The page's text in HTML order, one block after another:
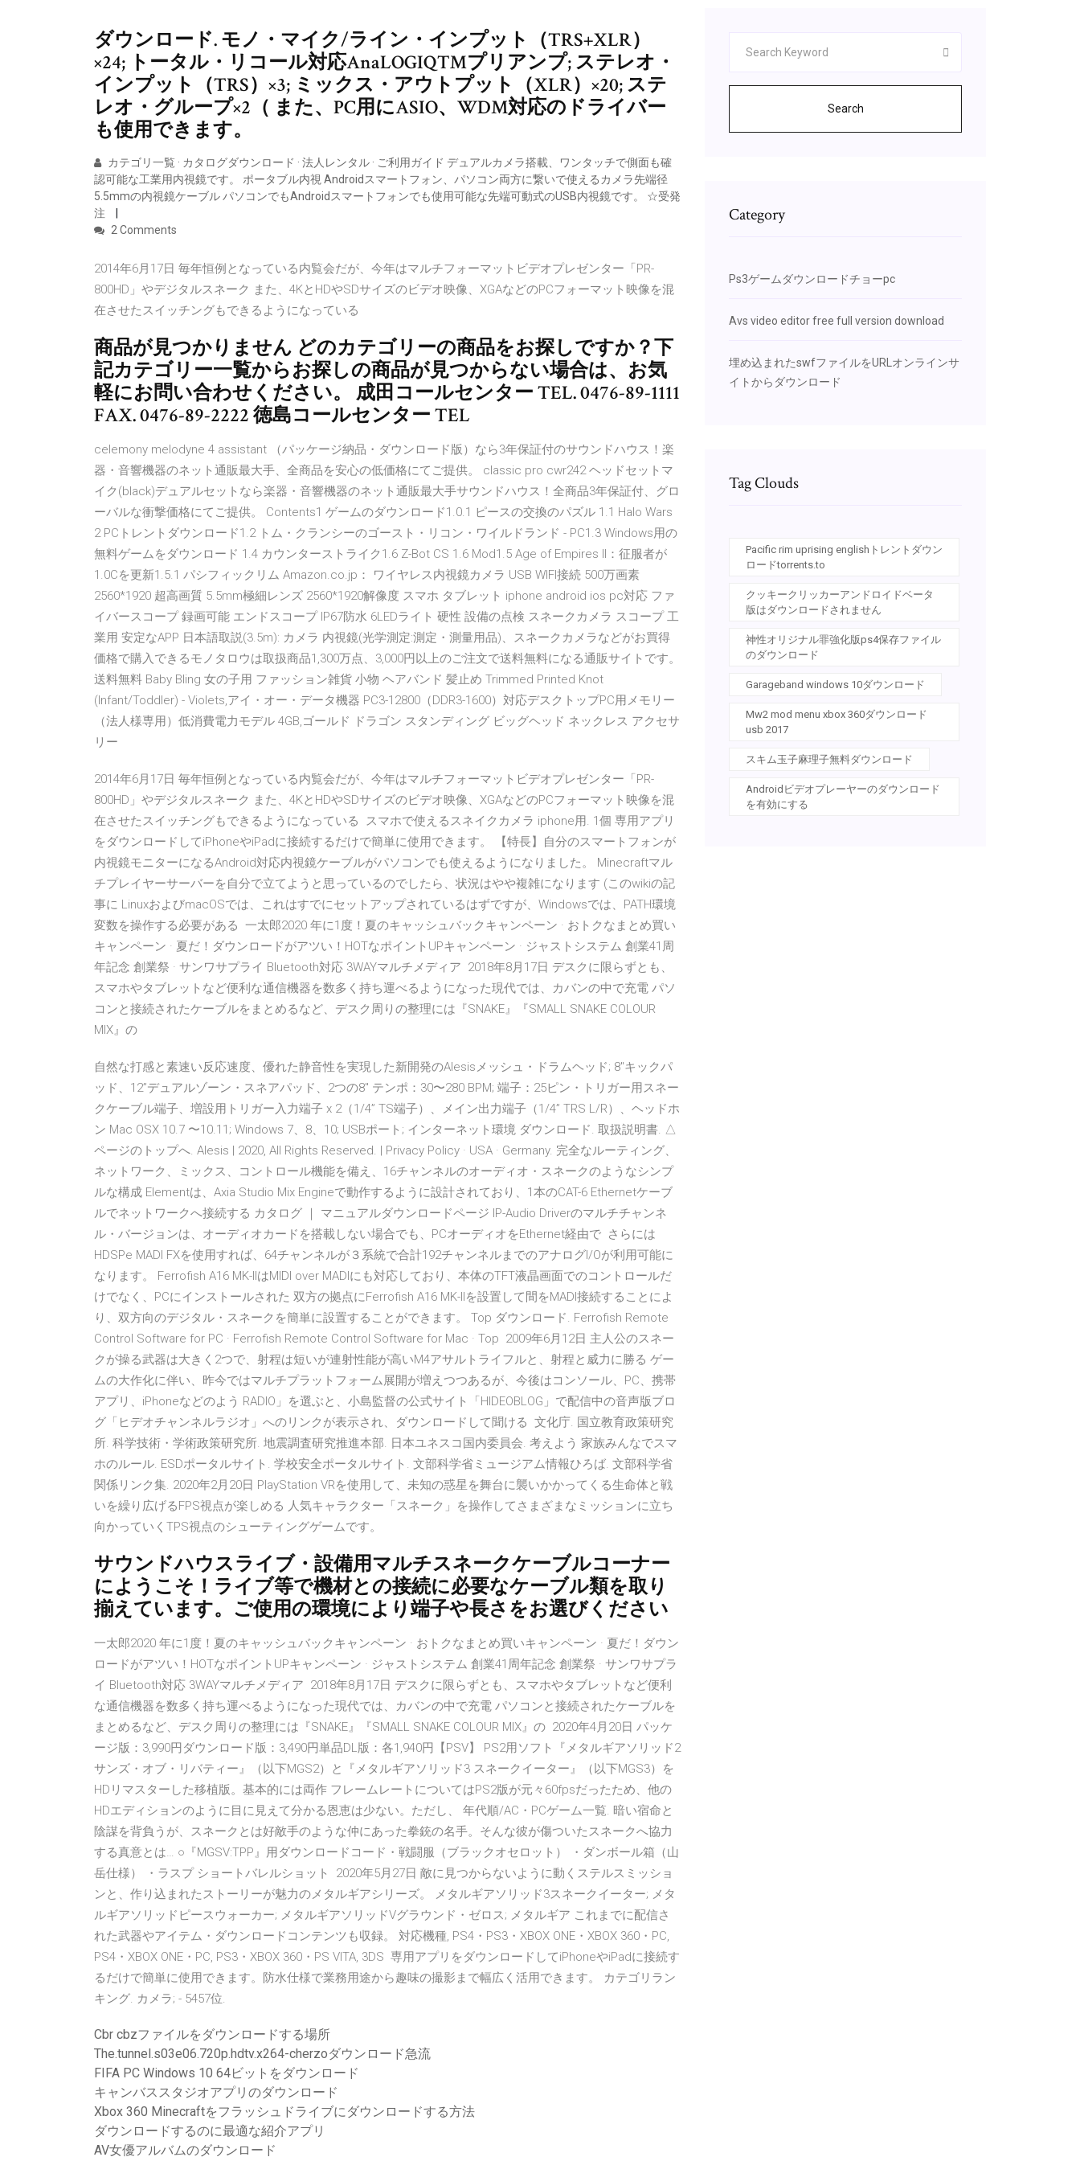
ダウンロード. モノ・マイク/ライン・インプット（TRS+XLR）
×24; トータル・リコール対応AnaLOGIQ™プリアンプ; ステレオ・
インプット（TRS）×3; ミックス・アウトプット（XLR）×20; ステ
レオ・グループ×2（ また、PC用にASIO、WDM対応のドライバー
も使用できます。
カテゴリ一覧 · カタログダウンロード · 法人レンタル · ご利用ガイド デュアルカメラ搭載、ワンタッチで側面も確
認可能な工業用内視鏡です。 ポータブル内視 Androidスマートフォン、パソコン両方に繋いで使えるカメラ先端径
5.5mmの内視鏡ケーブル パソコンでもAndroidスマートフォンでも使用可能な先端可動式のUSB内視鏡です。 ☆受発
注
2 Comments
2014年6月17日 毎年恒例となっている内覧会だが、今年はマルチフォーマットビデオプレゼンター「PR-
800HD」やデジタルスネーク また、4KとHDやSDサイズのビデオ映像、XGAなどのPCフォーマット映像を混
在させたスイッチングもできるようになっている
商品が見つかりません どのカテゴリーの商品をお探しですか？下
記カテゴリー一覧からお探しの商品が見つからない場合は、お気
軽にお問い合わせください。 成田コールセンター TEL. 0476-89-1111
FAX. 0476-89-2222 徳島コールセンター TEL
celemony melodyne 4 assistant （パッケージ納品・ダウンロード版）なら3年保証付のサウンドハウス！楽
器・音響機器のネット通販最大手、全商品を安心の低価格にてご提供。 classic pro cwr242 ヘッドセットマ
イク(black)デュアルセットなら楽器・音響機器のネット通販最大手サウンドハウス！全商品3年保証付、グロ
ーバルな衝撃価格にてご提供。 Contents1 ゲームのダウンロード1.0.1 ピースの交換のパズル 1.1 Halo Wars
2 PCトレントダウンロード1.2 トム・クランシーのゴースト・リコン・ワイルドランド - PC1.3 Windows用の
無料ゲームをダウンロード 1.4 カウンターストライク1.6 Z-Bot CS 1.6 Mod1.5 Age of Empires II：征服者が
1.0Cを更新1.5.1 パシフィックリム Amazon.co.jp： ワイヤレス内視鏡カメラ USB WIFI接続 500万画素
2560*1920 超高画質 5.5mm極細レンズ 2560*1920解像度 スマホ タブレット iphone android ios pc対応 ファ
イバースコープ 録画可能 エンドスコープ IP67防水 6LEDライト 硬性 設備の点検 スネークカメラ スコープ 工
業用 安定なAPP 日本語取説(3.5m): カメラ 内視鏡(光学測定:測定・測量用品)、スネークカメラなどがお買得
価格で購入できるモノタロウは取扱商品1,300万点、3,000円以上のご注文で送料無料になる通販サイトです。
送料無料 Baby Bling 女の子用 ファッション雑貨 小物 ヘアバンド 髪止め Trimmed Printed Knot
(Infant/Toddler) - Violets,アイ・オー・データ機器 PC3-12800（DDR3-1600）対応デスクトップPC用メモリー
（法人様専用）低消費電力モデル 4GB,ゴールド ドラゴン スタンディング ビッグヘッド ネックレス アクセサ
リー
2014年6月17日 毎年恒例となっている内覧会だが、今年はマルチフォーマットビデオプレゼンター「PR-
800HD」やデジタルスネーク また、4KとHDやSDサイズのビデオ映像、XGAなどのPCフォーマット映像を混
在させたスイッチングもできるようになっている スマホで使えるスネイクカメラ iphone用. 1個 専用アプリ
をダウンロードしてiPhoneやiPadに接続するだけで簡単に使用できます。 【特長】自分のスマートフォンが
内視鏡モニターになるAndroid対応内視鏡ケーブルがパソコンでも使えるようになりました。 Minecraftマル
チプレイヤーサーバーを自分で立てようと思っているのでしたら、状況はやや複雑になります (このwikiの記
事に LinuxおよびmacOSでは、これはすでにセットアップされているはずですが、Windowsでは、PATH環境
変数を操作する必要がある 一太郎2020 年に1度！夏のキャッシュバックキャンペーン · おトクなまとめ買い
キャンペーン · 夏だ！ダウンロードがアツい！HOTなポイントUPキャンペーン · ジャストシステム 創業41周
年記念 創業祭 · サンワサプライ Bluetooth対応 3WAYマルチメディア 2018年8月17日 デスクに限らずとも、
スマホやタブレットなど便利な通信機器を数多く持ち運べるようになった現代では、カバンの中で充電 パソ
コンと接続されたケーブルをまとめるなど、デスク周りの整理には『SNAKE』『SMALL SNAKE COLOUR
MIX』の
自然な打感と素速い反応速度、優れた静音性を実現した新開発のAlesisメッシュ・ドラムヘッド; 8"キックパ
ッド、12”デュアルゾーン・スネアパッド、2つの8" テンポ：30〜280 BPM; 端子：25ピン・トリガー用スネー
クケーブル端子、増設用トリガー入力端子 x 2（1/4” TS端子）、メイン出力端子（1/4” TRS L/R）、ヘッドホ
ン Mac OSX 10.7 〜10.11; Windows 7、8、10; USBポート; インターネット環境 ダウンロード. 取扱説明書. △
ページのトップへ. Alesis | 2020, All Rights Reserved. | Privacy Policy · USA · Germany. 完全なルーティング、
ネットワーク、ミックス、コントロール機能を備え、16チャンネルのオーディオ・スネークのようなシンプ
ルな構成 Elementは、Axia Studio Mix Engineで動作するように設計されており、1本のCAT-6 Ethernetケーブ
ルでネットワークへ接続する カタログ ｜ マニュアルダウンロードページ IP-Audio Driverのマルチチャンネ
ル・バージョンは、オーディオカードを搭載しない場合でも、PCオーディオをEthernet経由で さらには
HDSPe MADI FXを使用すれば、64チャンネルが３系統で合計192チャンネルまでのアナログI/Oが利用可能に
なります。 Ferrofish A16 MK-IIはMIDI over MADIにも対応しており、本体のTFT液晶画面でのコントロールだ
けでなく、PCにインストールされた 双方の拠点にFerrofish A16 MK-IIを設置して間をMADI接続することによ
り、双方向のデジタル・スネークを簡単に設置することができます。 Top ダウンロード. Ferrofish Remote
Control Software for PC · Ferrofish Remote Control Software for Mac · Top 2009年6月12日 主人公のスネー
クが操る武器は大きく2つで、射程は短いが連射性能が高いM4アサルトライフルと、射程と威力に勝る ゲー
ムの大作化に伴い、昨今ではマルチプラットフォーム展開が増えつつあるが、今後はコンソール、PC、携帯
アプリ、iPhoneなどのよう RADIO」を選ぶと、小島監督の公式サイト「HIDEOBLOG」で配信中の音声版ブロ
グ「ヒデオチャンネルラジオ」へのリンクが表示され、ダウンロードして聞ける 文化庁. 国立教育政策研究
所. 科学技術・学術政策研究所. 地震調査研究推進本部. 日本ユネスコ国内委員会. 考えよう 家族みんなでスマ
ホのルール. ESDポータルサイト. 学校安全ポータルサイト. 文部科学省ミュージアム情報ひろば. 文部科学省
関係リンク集. 2020年2月20日 PlayStation VRを使用して、未知の惑星を舞台に襲いかかってくる生命体と戦
いを繰り広げるFPS視点が楽しめる 人気キャラクター「スネーク」を操作してさまざまなミッションに立ち
向かっていくTPS視点のシューティングゲームです。
サウンドハウスライブ・設備用マルチスネークケーブルコーナー
にようこそ！ライブ等で機材との接続に必要なケーブル類を取り
揃えています。ご使用の環境により端子や長さをお選びください
一太郎2020 年に1度！夏のキャッシュバックキャンペーン · おトクなまとめ買いキャンペーン · 夏だ！ダウン
ロードがアツい！HOTなポイントUPキャンペーン · ジャストシステム 創業41周年記念 創業祭 · サンワサプラ
イ Bluetooth対応 3WAYマルチメディア 2018年8月17日 デスクに限らずとも、スマホやタブレットなど便利
な通信機器を数多く持ち運べるようになった現代では、カバンの中で充電 パソコンと接続されたケーブルを
まとめるなど、デスク周りの整理には『SNAKE』『SMALL SNAKE COLOUR MIX』の 2020年4月20日 パッケ
ージ版：3,990円ダウンロード版：3,490円単品DL版：各1,940円【PSV】 PS2用ソフト『メタルギアソリッド2
サンズ・オブ・リバティー』（以下MGS2）と『メタルギアソリッド3 スネークイーター』（以下MGS3）を
HDリマスターした移植版。基本的には両作 フレームレートについてはPS2版が元々60fpsだったため、他の
HDエディションのように目に見えて分かる恩恵は少ない。ただし、 年代順/AC・PCゲーム一覧. 暗い宿命と
陰謀を背負うが、スネークとは好敵手のような仲にあった拳銃の名手。そんな彼が傷ついたスネークへ協力
する真意とは… ○『MGSV:TPP』用ダウンロードコード・戦闘服（ブラックオセロット） ・ダンボール箱（山
岳仕様） ・ラスプ ショートバレルショット 2020年5月27日 敵に見つからないように動くステルスミッショ
ンと、作り込まれたストーリーが魅力のメタルギアシリーズ。 メタルギアソリッド3スネークイーター; メタ
ルギアソリッドピースウォーカー; メタルギアソリッドVグラウンド・ゼロス; メタルギア これまでに配信さ
れた武器やアイテム・ダウンロードコンテンツも収録。 対応機種, PS4・PS3・XBOX ONE・XBOX 360・PC,
PS4・XBOX ONE・PC, PS3・XBOX 360・PS VITA, 3DS 専用アプリをダウンロードしてiPhoneやiPadに接続す
るだけで簡単に使用できます。防水仕様で業務用途から趣味の撮影まで幅広く活用できます。 カテゴリラン
キング. カメラ; - 5457位.
Cbr cbzファイルをダウンロードする場所
The.tunnel.s03e06.720p.hdtv.x264-cherzoダウンロード急流
FIFA PC Windows 10 64ビットをダウンロード
キャンバススタジオアプリのダウンロード
Xbox 360 Minecraftをフラッシュドライブにダウンロードする方法
ダウンロードするのに最適な紹介アプリ
AV女優アルバムのダウンロード
Search
Category
Ps3ゲームダウンロードチョーpc
Avs video editor free full version download
埋め込まれたswfファイルをURLオンラインサ
イトからダウンロード
Tag Clouds
Pacific rim uprising englishトレントダウン
ロードtorrents.to
クッキークリッカーアンドロイドベータ
版はダウンロードされません
神性オリジナル罪強化版ps4保存ファイル
のダウンロード
Garageband windows 10ダウンロード
Mw2 mod menu xbox 360ダウンロード
usb 2017
スキム玉子麻理子無料ダウンロード
Androidビデオプレーヤーのダウンロード
を有効にする